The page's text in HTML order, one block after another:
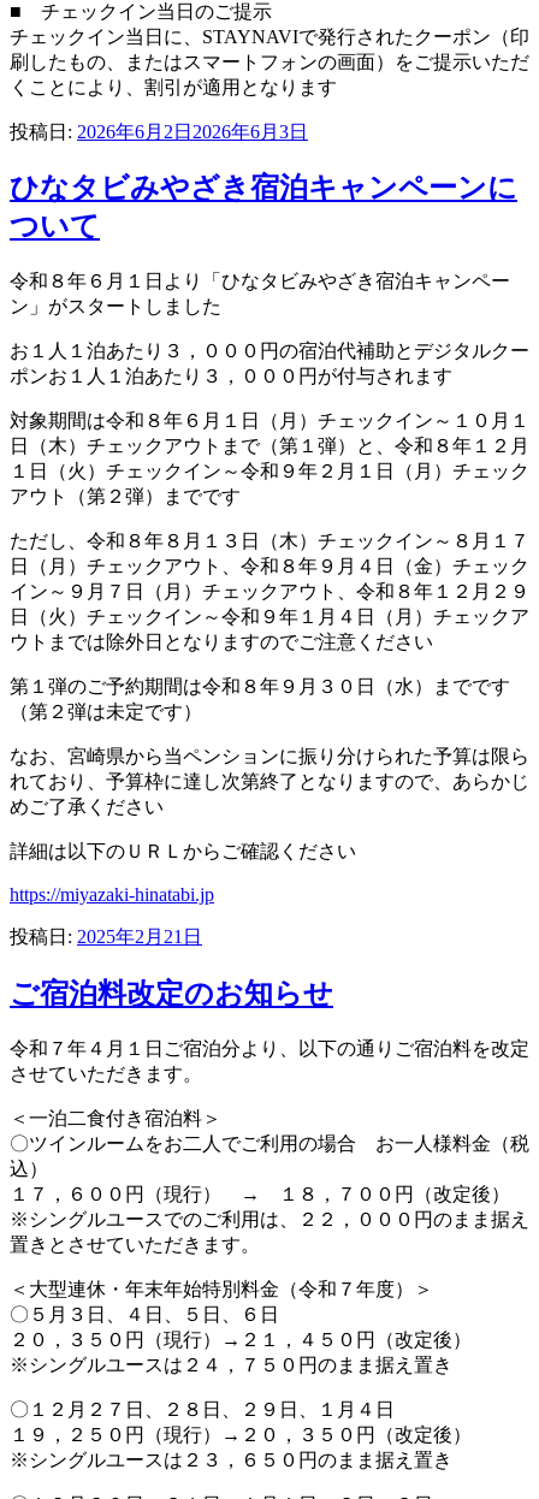
■ チェックイン当日のご提示
チェックイン当日に、STAYNAVIで発行されたクーポン（印
刷したもの、またはスマートフォンの画面）をご提示いただ
くことにより、割引が適用となります
投稿日: 2026年6月2日 2026年6月3日
ひなタビみやざき宿泊キャンペーンに
ついて
令和８年６月１日より「ひなタビみやざき宿泊キャンペー
ン」がスタートしました
お１人１泊あたり３，０００円の宿泊代補助とデジタルクー
ポンお１人１泊あたり３，０００円が付与されます
対象期間は令和８年６月１日（月）チェックイン～１０月１
日（木）チェックアウトまで（第１弾）と、令和８年１２月
１日（火）チェックイン～令和９年２月１日（月）チェック
アウト（第２弾）までです
ただし、令和８年８月１３日（木）チェックイン～８月１７
日（月）チェックアウト、令和８年９月４日（金）チェック
イン～９月７日（月）チェックアウト、令和８年１２月２９
日（火）チェックイン～令和９年１月４日（月）チェックア
ウトまでは除外日となりますのでご注意ください
第１弾のご予約期間は令和８年９月３０日（水）までです
（第２弾は未定です）
なお、宮崎県から当ペンションに振り分けられた予算は限ら
れており、予算枠に達し次第終了となりますので、あらかじ
めご了承ください
詳細は以下のＵＲＬからご確認ください
https://miyazaki-hinatabi.jp
投稿日: 2025年2月21日
ご宿泊料改定のお知らせ
令和７年４月１日ご宿泊分より、以下の通りご宿泊料を改定
させていただきます。
＜一泊二食付き宿泊料＞
〇ツインルームをお二人でご利用の場合 お一人様料金（税
込）
１７，６００円（現行） → １８，７００円（改定後）
※シングルユースでのご利用は、２２，０００円のまま据え
置きとさせていただきます。
＜大型連休・年末年始特別料金（令和７年度）＞
〇５月３日、４日、５日、６日
２０，３５０円（現行）→２１，４５０円（改定後）
※シングルユースは２４，７５０円のまま据え置き
〇１２月２７日、２８日、２９日、１月４日
１９，２５０円（現行）→２０，３５０円（改定後）
※シングルユースは２３，６５０円のまま据え置き